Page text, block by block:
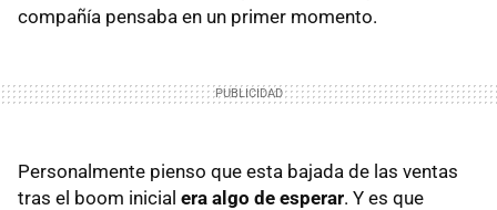
compañía pensaba en un primer momento.
Personalmente pienso que esta bajada de las ventas
tras el boom inicial era algo de esperar. Y es que